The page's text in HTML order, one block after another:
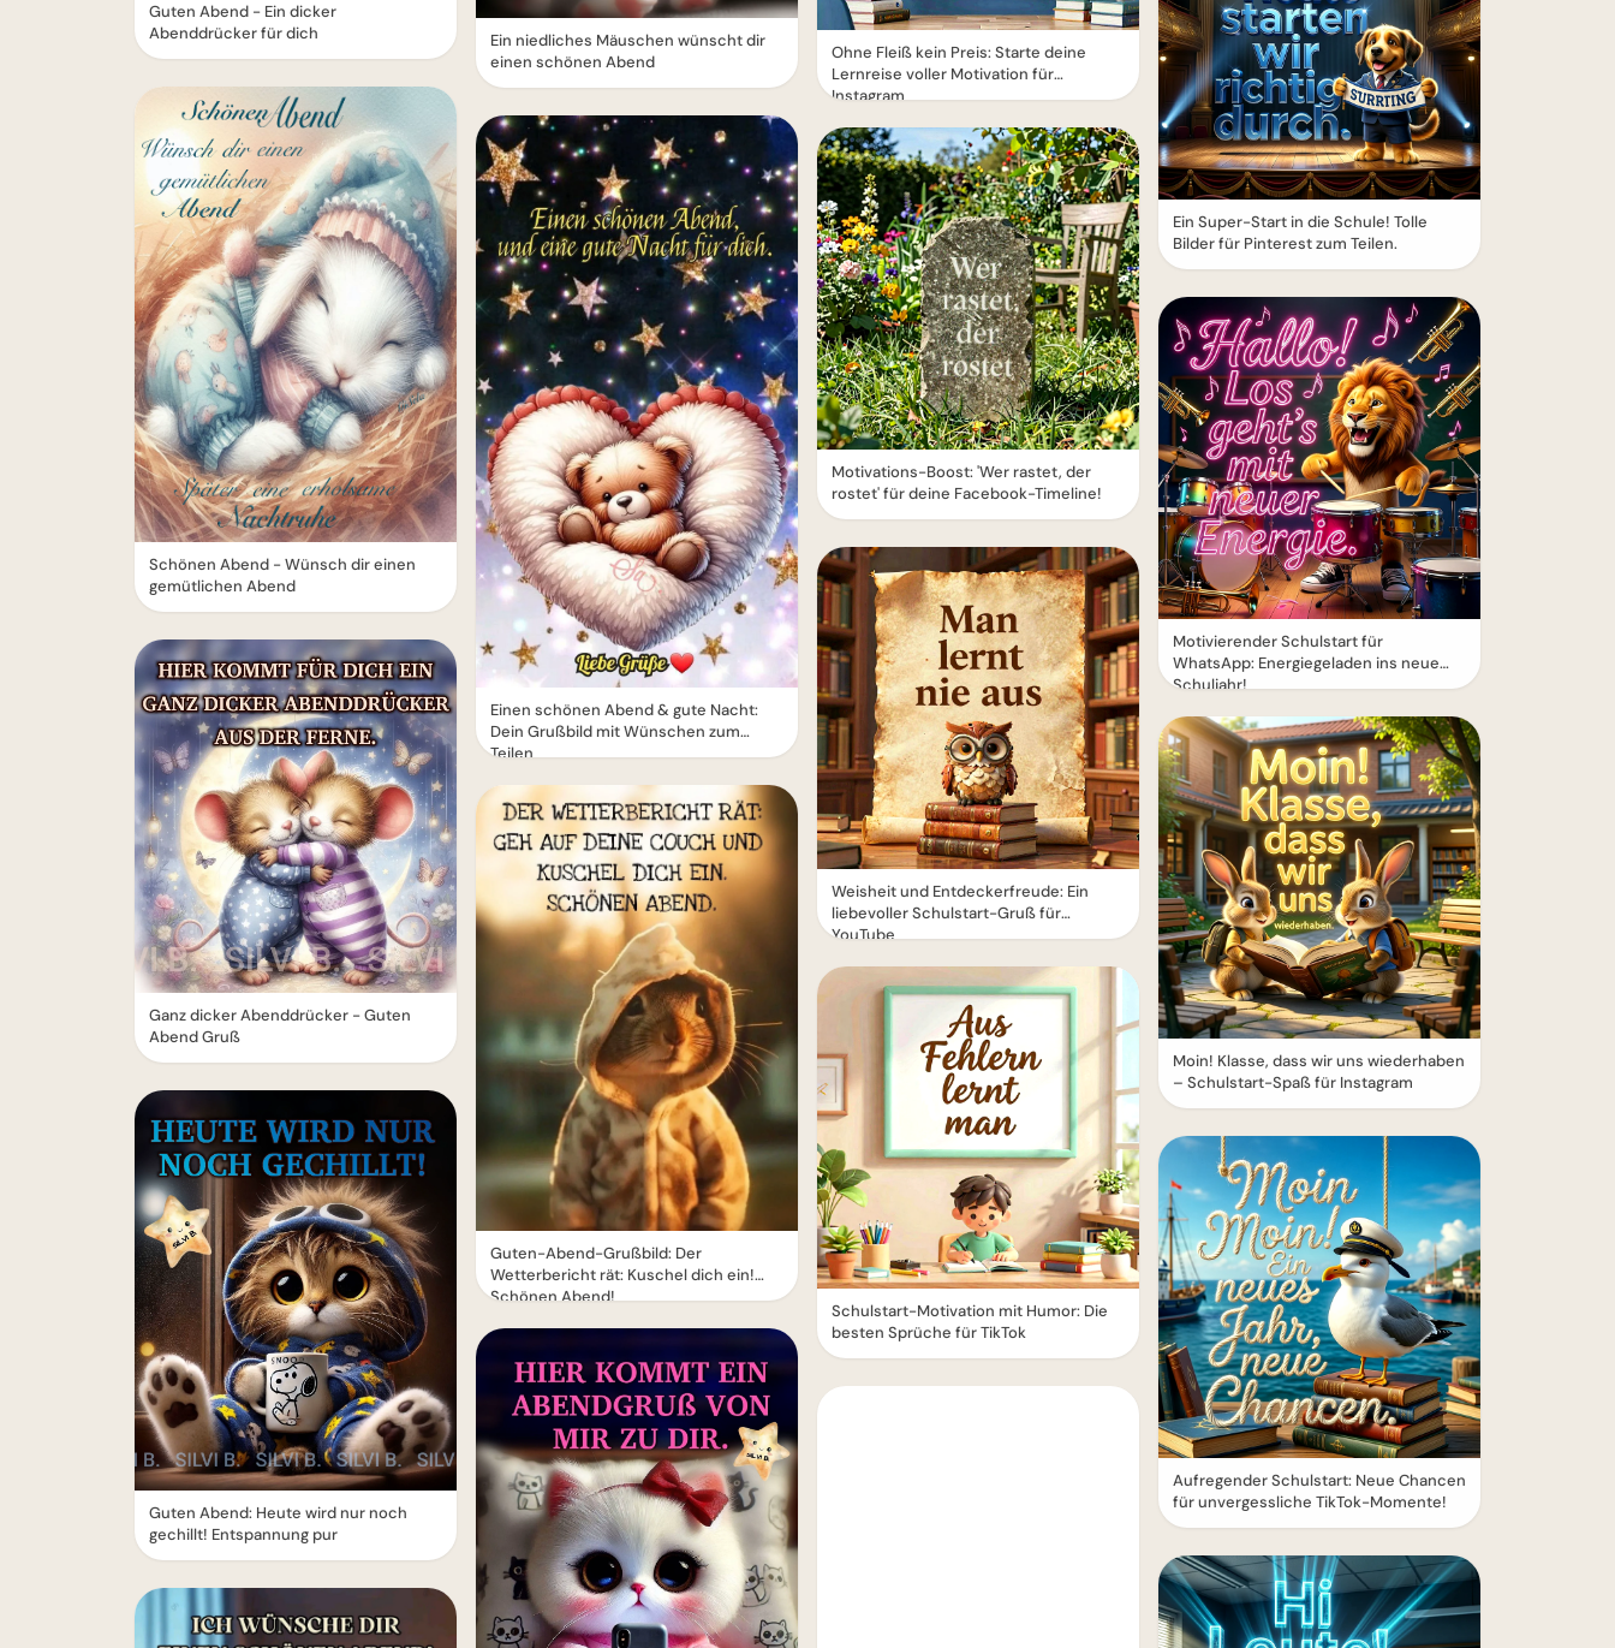
Guten Abend - Ein dicker
Abenddrücker für dich
Schönen Abend - Wünsch dir einen
gemütlichen Abend
Ganz dicker Abenddrücker - Guten
Abend Gruß
Guten Abend: Heute wird nur noch
gechillt! Entspannung pur
Ein niedliches Mäuschen wünscht dir
einen schönen Abend
Einen schönen Abend & gute Nacht:
Dein Grußbild mit Wünschen zum
Teilen
Guten-Abend-Grußbild: Der
Wetterbericht rät: Kuschel dich ein!
Schönen Abend!
Ohne Fleiß kein Preis: Starte deine
Lernreise voller Motivation für
Instagram
Motivations-Boost: 'Wer rastet, der
rostet' für deine Facebook-Timeline!
Weisheit und Entdeckerfreude: Ein
liebevoller Schulstart-Gruß für
YouTube
Schulstart-Motivation mit Humor: Die
besten Sprüche für TikTok
Ein Super-Start in die Schule! Tolle
Bilder für Pinterest zum Teilen.
Motivierender Schulstart für
WhatsApp: Energiegeladen ins neue
Schuljahr!
Moin! Klasse, dass wir uns wiederhaben
– Schulstart-Spaß für Instagram
Aufregender Schulstart: Neue Chancen
für unvergessliche TikTok-Momente!